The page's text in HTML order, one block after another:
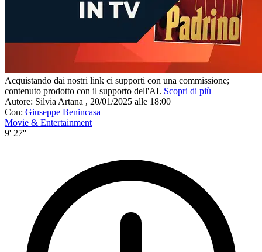
Acquistando dai nostri link ci supporti con una commissione;
contenuto prodotto con il supporto dell'AI. Scopri di più
Autore: Silvia Artana , 20/01/2025 alle 18:00
Con: Giuseppe Benincasa
Movie & Entertainment
9' 27''